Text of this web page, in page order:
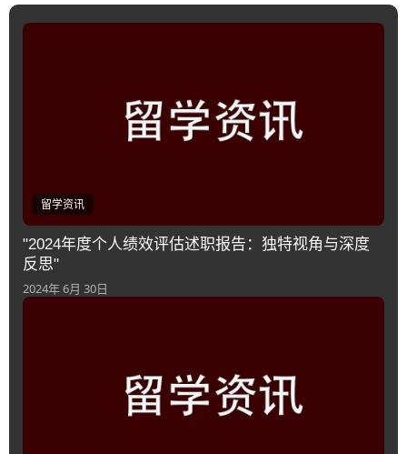
留学资讯
"2024年度个人绩效评估述职报告：独特视角与深度
反思"
2024年 6月 30日